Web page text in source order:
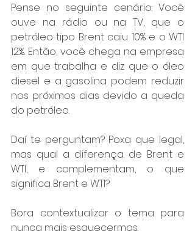
Pense no seguinte cenário: Você
ouve na rádio ou na TV, que o
petróleo tipo Brent caiu 10% e o WTI
12%. Então, você chega na empresa
em que trabalha e diz que o óleo
diesel e a gasolina podem reduzir
nos próximos dias devido a queda
do petróleo.
Daí te perguntam? Poxa que legal,
mas qual a diferença de Brent e
WTI, e complementam, o que
significa Brent e WTI?
Bora contextualizar o tema para
nunca mais esquecermos.